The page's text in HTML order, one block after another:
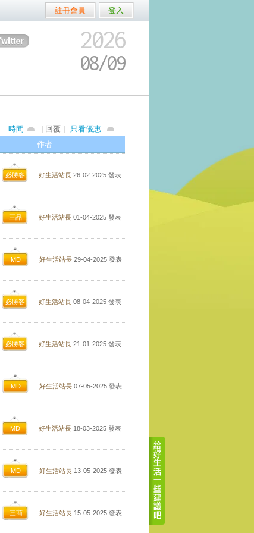
註冊會員 登入
2026
08/09
時間 | 回覆 |
只看優惠
作者
必勝客 好生活站長 26-02-2025 發表
王品 好生活站長 01-04-2025 發表
MD 好生活站長 29-04-2025 發表
必勝客 好生活站長 08-04-2025 發表
必勝客 好生活站長 21-01-2025 發表
MD 好生活站長 07-05-2025 發表
MD 好生活站長 18-03-2025 發表
MD 好生活站長 13-05-2025 發表
三商 好生活站長 15-05-2025 發表